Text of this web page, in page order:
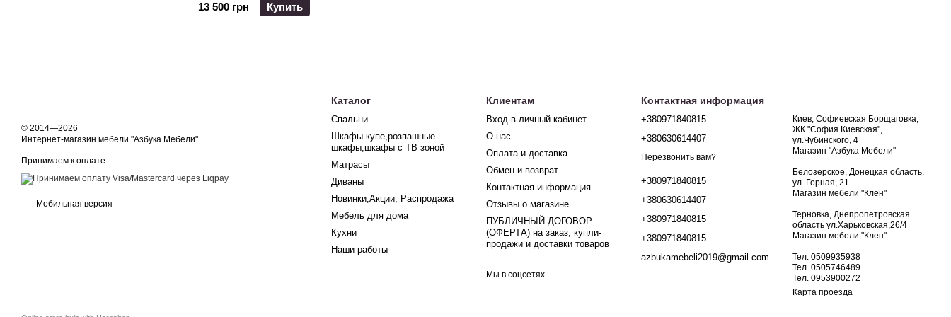
13 500 грн Купить
© 2014—2026
Интернет-магазин мебели "Азбука Мебели"
Принимаем к оплате
Мобильная версия
Каталог
Спальни
Шкафы-купе,розпашные
шкафы,шкафы с ТВ зоной
Матрасы
Диваны
Новинки,Акции, Распродажа
Мебель для дома
Кухни
Наши работы
Клиентам
Вход в личный кабинет
О нас
Оплата и доставка
Обмен и возврат
Контактная информация
Отзывы о магазине
ПУБЛИЧНЫЙ ДОГОВОР
(ОФЕРТА) на заказ, купли-
продажи и доставки товаров
Мы в соцсетях
Контактная информация
+380971840815
+380630614407
Перезвонить вам?
+380971840815
+380630614407
+380971840815
+380971840815
azbukamebeli2019@gmail.com
Киев, Софиевская Борщаговка,
ЖК "София Киевская",
ул.Чубинского, 4
Магазин "Азбука Мебели"
Белозерское, Донецкая область,
ул. Горная, 21
Магазин мебели "Клен"
Терновка, Днепропетровская
область ул.Харьковская,26/4
Магазин мебели "Клен"
Тел. 0509935938
Тел. 0505746489
Тел. 0953900272
Карта проезда